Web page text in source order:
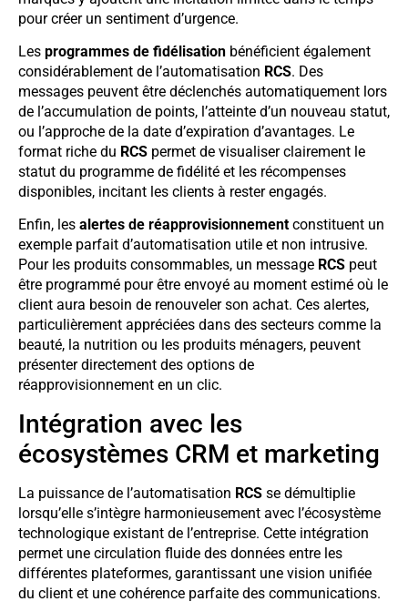
pour créer un sentiment d’urgence.
Les programmes de fidélisation bénéficient également
considérablement de l’automatisation RCS. Des
messages peuvent être déclenchés automatiquement lors
de l’accumulation de points, l’atteinte d’un nouveau statut,
ou l’approche de la date d’expiration d’avantages. Le
format riche du RCS permet de visualiser clairement le
statut du programme de fidélité et les récompenses
disponibles, incitant les clients à rester engagés.
Enfin, les alertes de réapprovisionnement constituent un
exemple parfait d’automatisation utile et non intrusive.
Pour les produits consommables, un message RCS peut
être programmé pour être envoyé au moment estimé où le
client aura besoin de renouveler son achat. Ces alertes,
particulièrement appréciées dans des secteurs comme la
beauté, la nutrition ou les produits ménagers, peuvent
présenter directement des options de
réapprovisionnement en un clic.
Intégration avec les
écosystèmes CRM et marketing
La puissance de l’automatisation RCS se démultiplie
lorsqu’elle s’intègre harmonieusement avec l’écosystème
technologique existant de l’entreprise. Cette intégration
permet une circulation fluide des données entre les
différentes plateformes, garantissant une vision unifiée
du client et une cohérence parfaite des communications.